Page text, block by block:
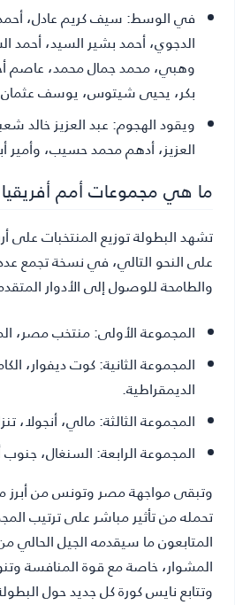
في الوسط:سيف كريم عادل،
الدجوي، أحمد بشير السيد، أحمد
وهبي، محمد جمال محمد، عاصم
بكر، يحيى شيتوس، يوسف
ويقود الهجوم:عبد العزيز خالد
العزيز، أدهم محمد حسيب، وأمير
ما هي مجموعات أمم أفريقيا
تشهد البطولة توزيع المنتخبات على
على النحو التالي، في نسخة تجمع
والطامحة للوصول إلى الأدوار
المجموعة الأولى: منتخب مصر،
المجموعة الثانية: كوت ديفوار،
الديمقراطية.
المجموعة الثالثة: مالي، أنجولا،
المجموعة الرابعة: السنغال، جنوب
وتبقى مواجهة مصر وتونس من أبرز
تحمله من تأثير مباشر على ترتيب
المتابعون ما سيقدمه الجيل الحالي
المشوار، خاصة مع قوة المنافسة
وتتابعنايس كورةكل جديد حول